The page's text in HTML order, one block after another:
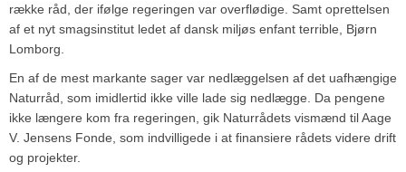
række råd, der ifølge regeringen var overflødige. Samt oprettelsen
af et nyt smagsinstitut ledet af dansk miljøs enfant terrible, Bjørn
Lomborg.
En af de mest markante sager var nedlæggelsen af det uafhængige
Naturråd, som imidlertid ikke ville lade sig nedlægge. Da pengene
ikke længere kom fra regeringen, gik Naturrådets vismænd til Aage
V. Jensens Fonde, som indvilligede i at finansiere rådets videre drift
og projekter.